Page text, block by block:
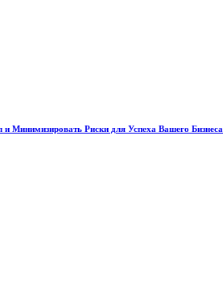
Минимизировать Риски для Успеха Вашего Бизнеса